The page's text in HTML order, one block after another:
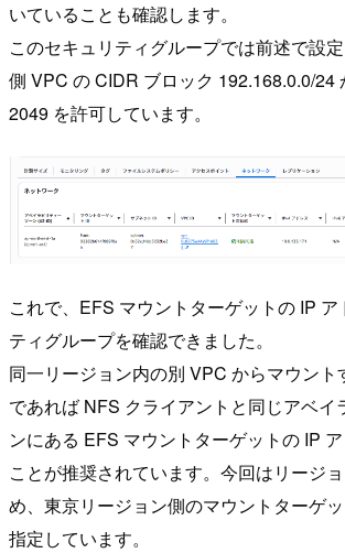
いていることも確認します。
このセキュリティグループでは前述で設
側 VPC の CIDR ブロック 192.168.0.0/24
2049 を許可しています。
これで、EFS マウントターゲットの IP ア
ティグループを確認できました。
同一リージョン内の別 VPC からマウン
であれば NFS クライアントと同じアベイ
ンにある EFS マウントターゲットの IP
ことが推奨されています。今回はリージ
め、東京リージョン側のマウントターゲ
指定しています。